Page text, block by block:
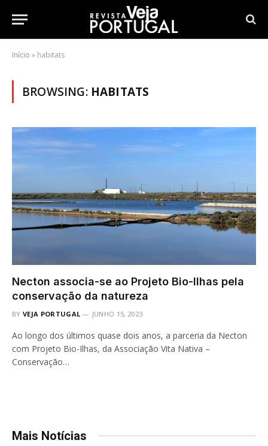
Início » habitats
BROWSING: HABITATS
Necton associa-se ao Projeto Bio-Ilhas pela
conservação da natureza
BY VEJA PORTUGAL JUNHO 15, 2023
Ao longo dos últimos quase dois anos, a parceria da Necton
com Projeto Bio-Ilhas, da Associação Vita Nativa –
Conservação…
Mais Notícias